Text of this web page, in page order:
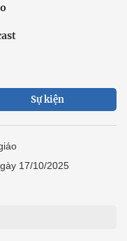
Sự kiện
17/10/2025